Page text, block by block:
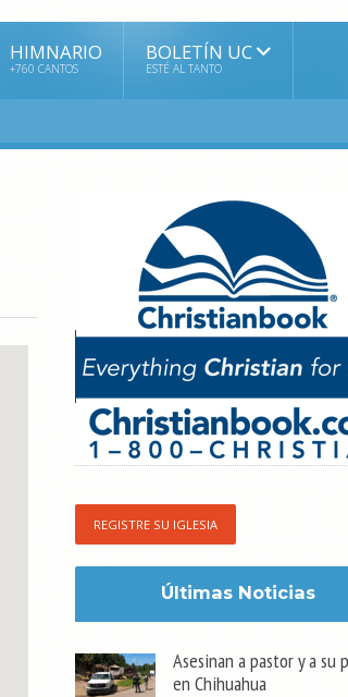
HIMNARIO
+760 CANTOS
BOLETÍN UC
ESTÉ AL TANTO
REGISTRE SU IGLESIA
Últimas Noticias
Asesinan a pastor y a su
en Chihuahua